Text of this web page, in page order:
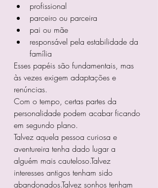
profissional
parceiro ou parceira
pai ou mãe
responsável pela estabilidade da
família
Esses papéis são fundamentais, mas
às vezes exigem adaptações e
renúncias.
Com o tempo, certas partes da
personalidade podem acabar ficando
em segundo plano.
Talvez aquela pessoa curiosa e
aventureira tenha dado lugar a
alguém mais cauteloso.Talvez
interesses antigos tenham sido
abandonados.Talvez sonhos tenham